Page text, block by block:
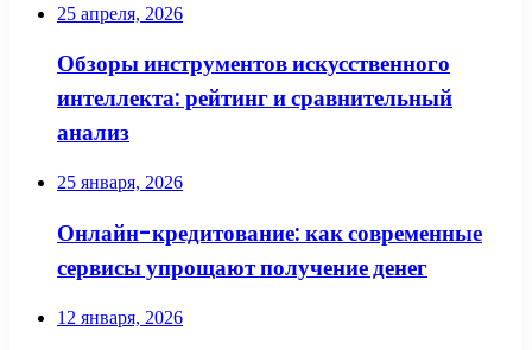
25 апреля, 2026
Обзоры инструментов искусственного
интеллекта: рейтинг и сравнительный
анализ
25 января, 2026
Онлайн-кредитование: как современные
сервисы упрощают получение денег
12 января, 2026